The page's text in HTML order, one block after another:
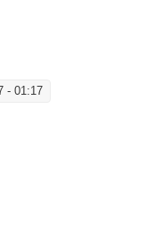
- 01:17